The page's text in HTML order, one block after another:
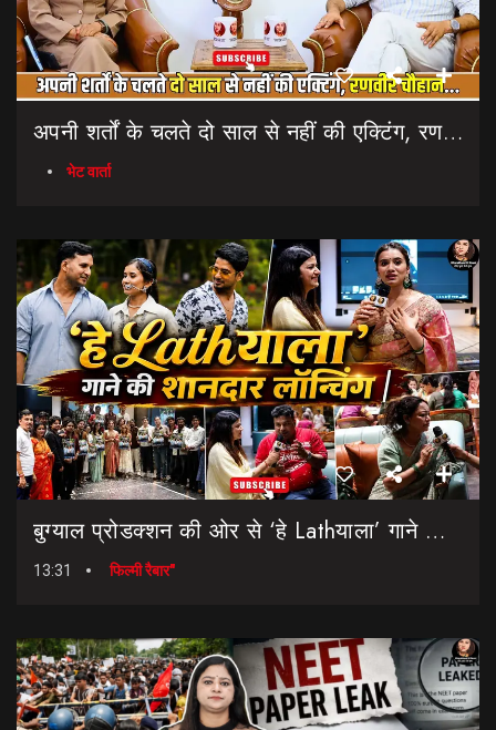
अपनी शर्तों के चलते दो साल से नहीं की एक्टिंग, रणवीर चौहान || Uttarakhand Cinema Untold Secrets
भेट वार्ता
बुग्याल प्रोडक्शन की ओर से ‘हे Lathयाला’ गाने की शानदार लॉन्चिंग || Hey Lathyala || Garhwali Song
13:31 फिल्मी रैबार"